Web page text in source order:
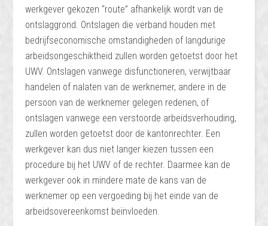
werkgever gekozen “route” afhankelijk wordt van de
ontslaggrond. Ontslagen die verband houden met
bedrijfseconomische omstandigheden of langdurige
arbeidsongeschiktheid zullen worden getoetst door het
UWV. Ontslagen vanwege disfunctioneren, verwijtbaar
handelen of nalaten van de werknemer, andere in de
persoon van de werknemer gelegen redenen, of
ontslagen vanwege een verstoorde arbeidsverhouding,
zullen worden getoetst door de kantonrechter. Een
werkgever kan dus niet langer kiezen tussen een
procedure bij het UWV of de rechter. Daarmee kan de
werkgever ook in mindere mate de kans van de
werknemer op een vergoeding bij het einde van de
arbeidsovereenkomst beïnvloeden.